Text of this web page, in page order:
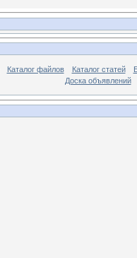
Каталог файлов Каталог статей
Доска объявлений